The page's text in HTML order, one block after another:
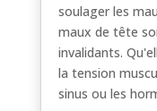
soulager les
maux de tête
invalidants.
la tension
sinus ou les